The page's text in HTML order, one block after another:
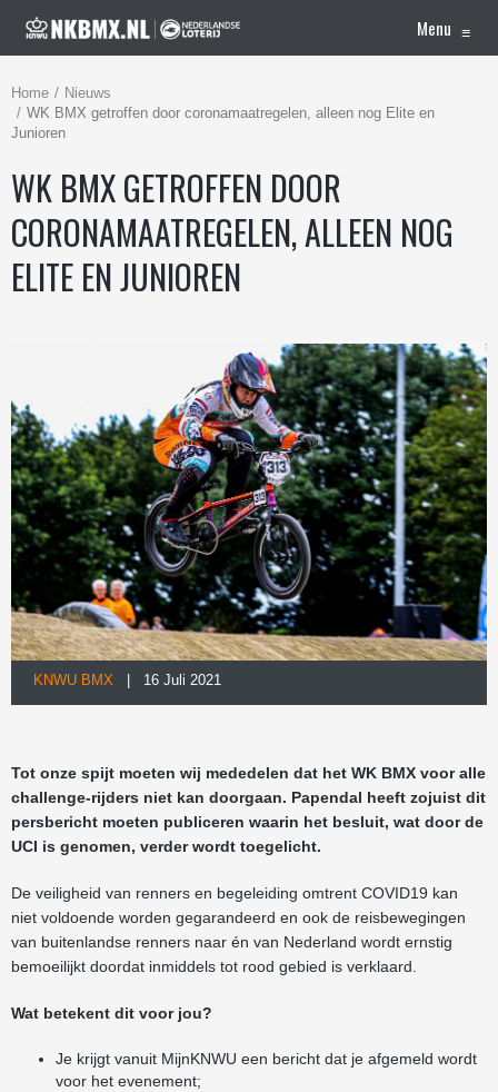
Menu ≡
Home
Nieuws
WK BMX getroffen door coronamaatregelen, alleen nog Elite en
Junioren
WK BMX GETROFFEN DOOR
CORONAMAATREGELEN, ALLEEN NOG
ELITE EN JUNIOREN
KNWU BMX | 16 Juli 2021
Tot onze spijt moeten wij mededelen dat het WK BMX voor alle
challenge-rijders niet kan doorgaan. Papendal heeft zojuist dit
persbericht moeten publiceren waarin het besluit, wat door de
UCI is genomen, verder wordt toegelicht.
De veiligheid van renners en begeleiding omtrent COVID19 kan
niet voldoende worden gegarandeerd en ook de reisbewegingen
van buitenlandse renners naar én van Nederland wordt ernstig
bemoeilijkt doordat inmiddels tot rood gebied is verklaard.
Wat betekent dit voor jou?
Je krijgt vanuit MijnKNWU een bericht dat je afgemeld wordt
voor het evenement;